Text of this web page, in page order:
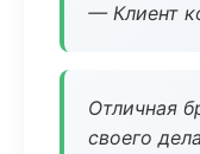
— Клиент
Отличная
своего